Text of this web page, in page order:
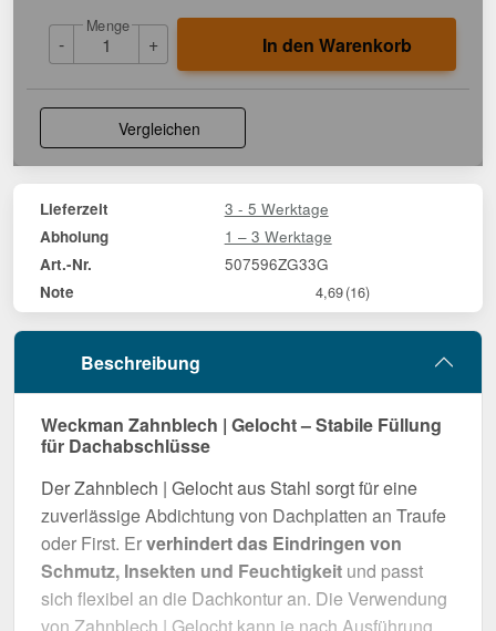
-
Menge
+ In den Warenkorb
Vergleichen
Lieferzeit 3 - 5 Werktage
Abholung 1 – 3 Werktage
Art.-Nr. 507596ZG33G
Note 4,69(16)
Beschreibung
Weckman Zahnblech | Gelocht – Stabile Füllung
für Dachabschlüsse
Der Zahnblech | Gelocht aus Stahl sorgt für eine
zuverlässige Abdichtung von Dachplatten an Traufe
oder First. Erverhindert das Eindringen von
Schmutz, Insekten und Feuchtigkeit und passt
sich flexibel an die Dachkontur an. Die Verwendung